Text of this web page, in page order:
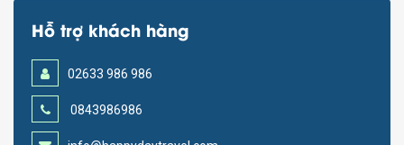
Hỗ trợ khách hàng
02633 986 986
0843986986